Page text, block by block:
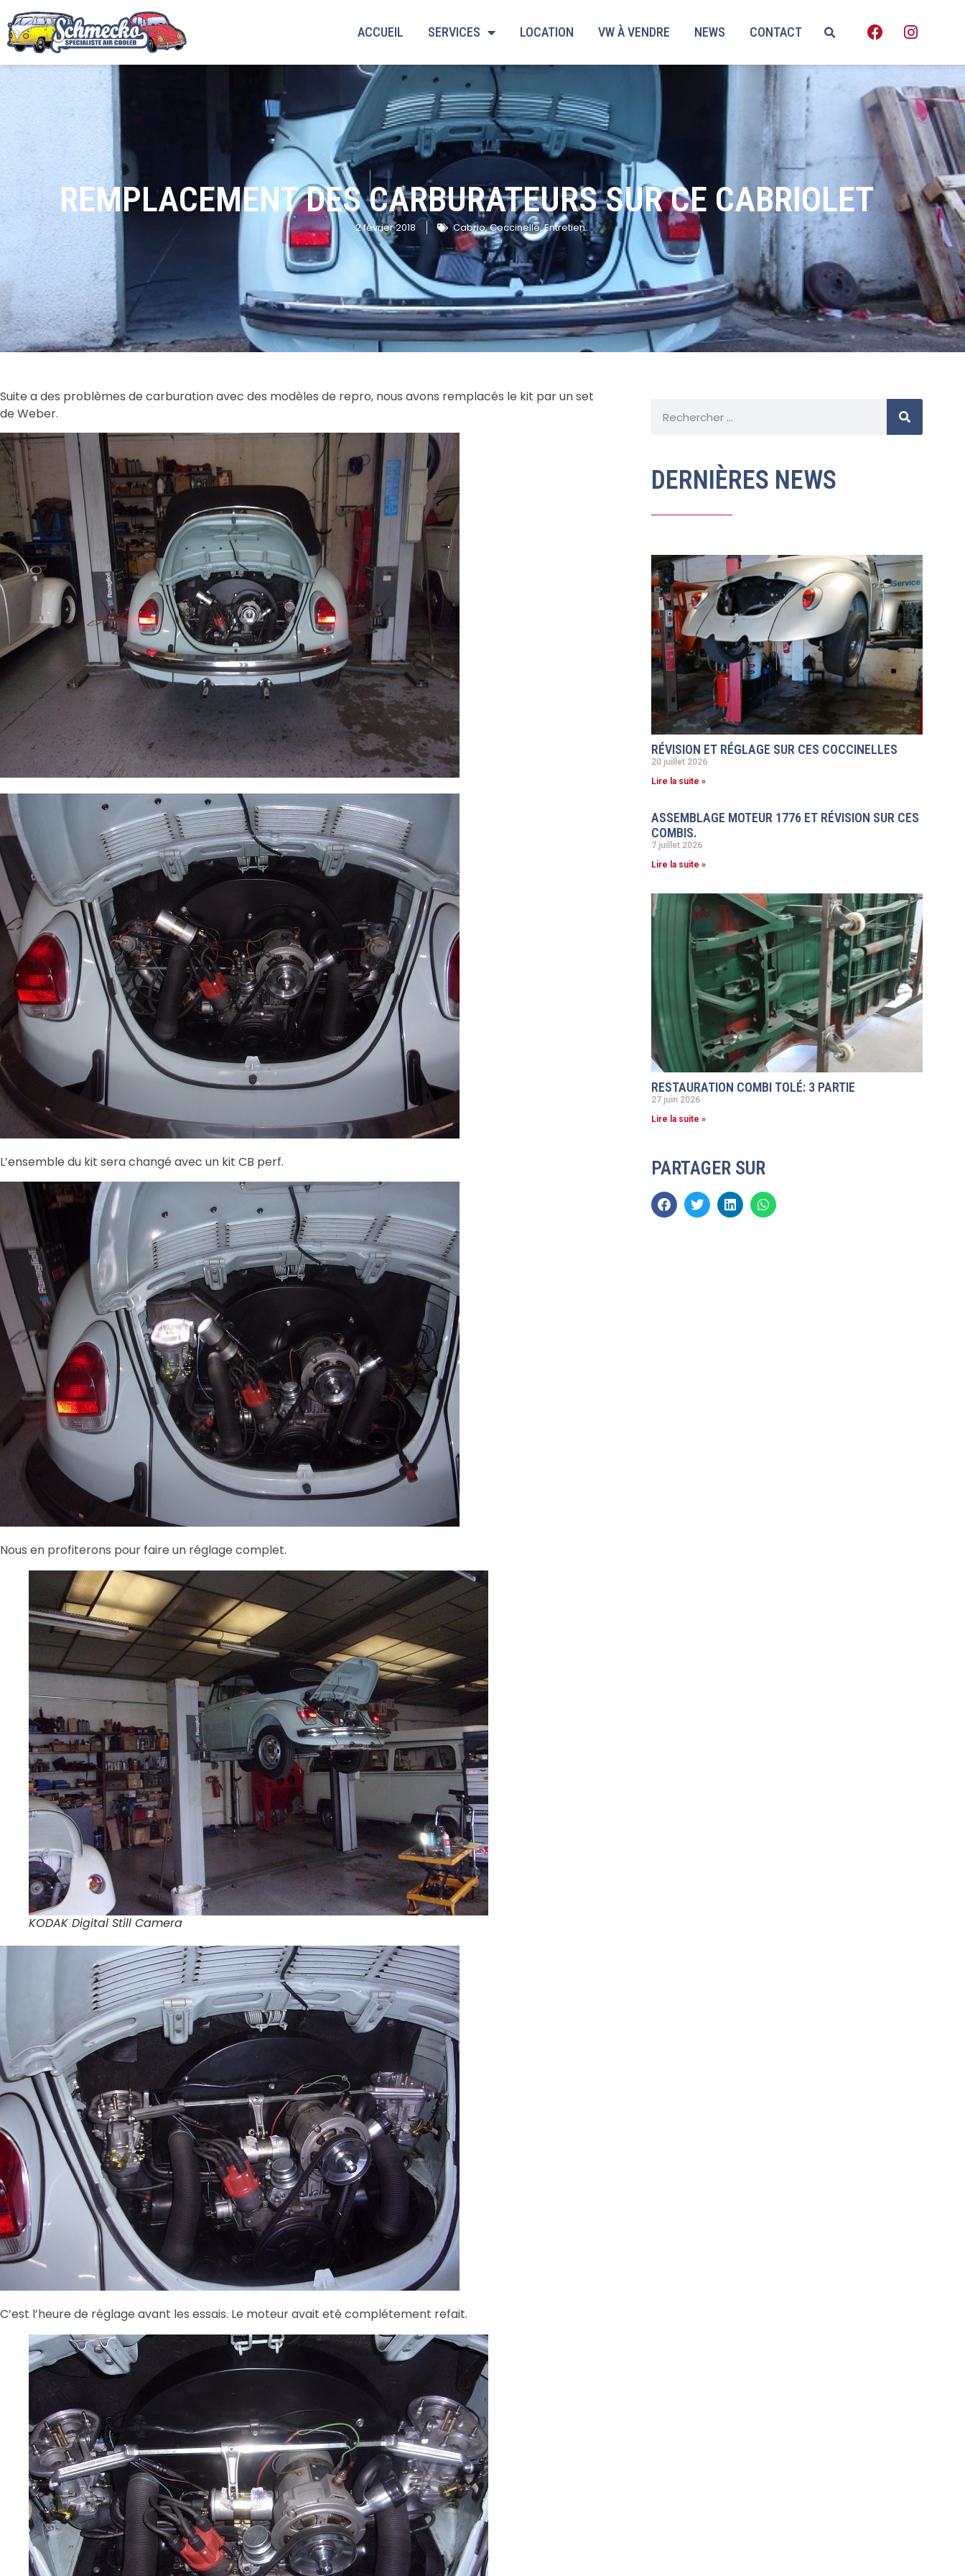
ACCUEIL SERVICES LOCATION VW À VENDRE NEWS CONTACT
REMPLACEMENT DES CARBURATEURS SUR CE CABRIOLET
2 février 2018 Cabrio,Coccinelle,Entretien
Suite a des problèmes de carburation avec des modèles de repro, nous avons remplacés le kit par un set
de Weber.
L’ensemble du kit sera changé avec un kit CB perf.
Nous en profiterons pour faire un réglage complet.
KODAK Digital Still Camera
C’est l’heure de réglage avant les essais. Le moteur avait eté complétement refait.
DERNIÈRES NEWS
RÉVISION ET RÉGLAGE SUR CES COCCINELLES
20 juillet 2026
Lire la suite »
ASSEMBLAGE MOTEUR 1776 ET RÉVISION SUR CES
COMBIS.
7 juillet 2026
Lire la suite »
RESTAURATION COMBI TOLÉ: 3 PARTIE
27 juin 2026
Lire la suite »
PARTAGER SUR